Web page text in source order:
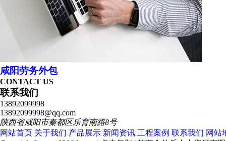
咸阳劳务外包
CONTACT US
联系我们
13892099998
13892099998@qq.com
陕西省咸阳市秦都区乐育南路8号
网站首页 关于我们 产品展示 新闻资讯 工程案例 联系我们 网站